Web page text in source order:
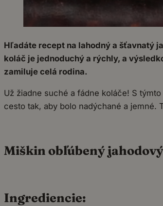
Hľadáte recept na lahodný a šťavnatý
koláč je jednoduchý a rýchly, a
zamiluje celá rodina.
Už žiadne suché a fádne koláče! S
cesto tak, aby bolo nadýchané a jemné.
Miškin obľúbený
Ingrediencie: